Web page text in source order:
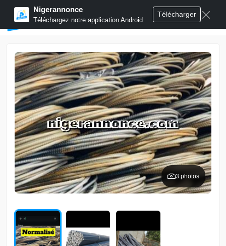
Nigerannonce
Téléchargez notre application Android
Télécharger
Publier annonces
3 photos